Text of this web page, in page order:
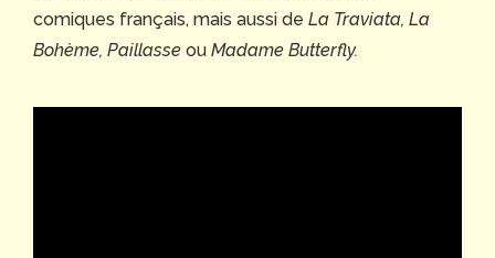
comiques français, mais aussi de La Traviata, La
Bohème, Paillasse ou Madame Butterfly.